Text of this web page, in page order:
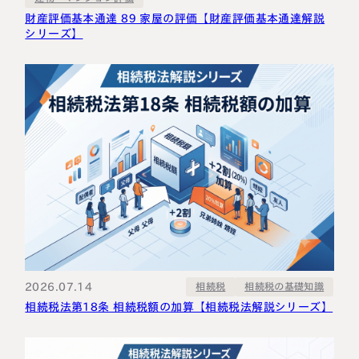
財産評価基本通達 89 家屋の評価【財産評価基本通達解説
シリーズ】
2026.07.14 相続税 相続税の基礎知識
相続税法第18条 相続税額の加算【相続税法解説シリーズ】